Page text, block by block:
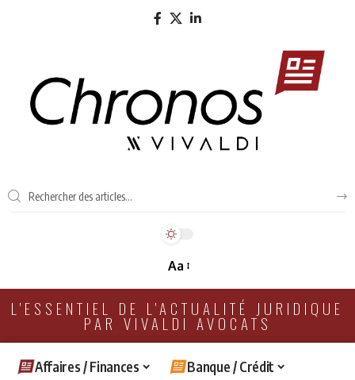
Aa
L'ESSENTIEL DE L'ACTUALITÉ JURIDIQUE
PAR VIVALDI AVOCATS
Affaires / Finances
Banque / Crédit